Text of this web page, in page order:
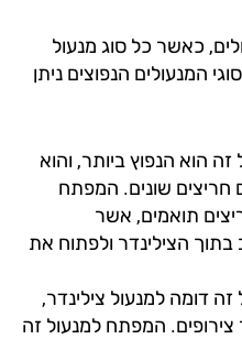
כאשר כל סוג מנעול
הנפוצים ניתן
הנפוץ ביותר, והוא
שונים. המפתח
תואמים, אשר
הצילינדר ולפתוח את
למנעול צילינדר,
המפתח למנעול זה